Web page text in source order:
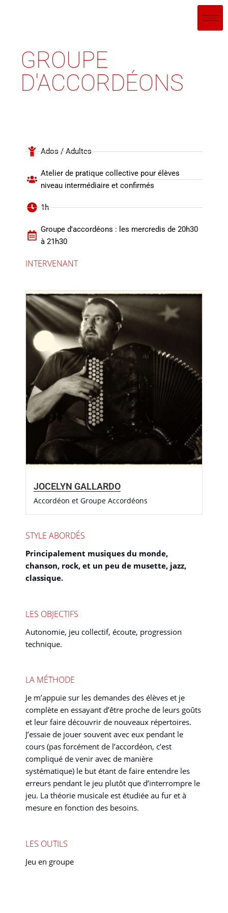
GROUPE
D'ACCORDÉONS
Ados / Adultes
Atelier de pratique collective pour élèves
niveau intermédiaire et confirmés
1h
Groupe d'accordéons : les mercredis de 20h30
à 21h30
INTERVENANT
JOCELYN GALLARDO
Accordéon et Groupe Accordéons
STYLE ABORDÉS
Principalement musiques du monde,
chanson, rock, et un peu de musette, jazz,
classique.
LES OBJECTIFS
Autonomie, jeu collectif, écoute, progression
technique.
LA MÉTHODE
Je m’appuie sur les demandes des élèves et je
complète en essayant d’être proche de leurs goûts
et leur faire découvrir de nouveaux répertoires.
J’essaie de jouer souvent avec eux pendant le
cours (pas forcément de l’accordéon, c’est
compliqué de venir avec de manière
systématique) le but étant de faire entendre les
erreurs pendant le jeu plutôt que d’interrompre le
jeu. La théorie musicale est étudiée au fur et à
mesure en fonction des besoins.
LES OUTILS
Jeu en groupe